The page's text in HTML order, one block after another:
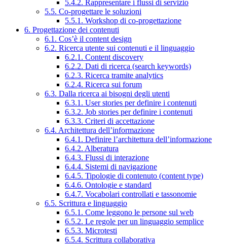
5.4.2. Rappresentare i flussi di servizio
5.5. Co-progettare le soluzioni
5.5.1. Workshop di co-progettazione
6. Progettazione dei contenuti
6.1. Cos’è il content design
6.2. Ricerca utente sui contenuti e il linguaggio
6.2.1. Content discovery
6.2.2. Dati di ricerca (search keywords)
6.2.3. Ricerca tramite analytics
6.2.4. Ricerca sui forum
6.3. Dalla ricerca ai bisogni degli utenti
6.3.1. User stories per definire i contenuti
6.3.2. Job stories per definire i contenuti
6.3.3. Criteri di accettazione
6.4. Architettura dell’informazione
6.4.1. Definire l’architettura dell’informazione
6.4.2. Alberatura
6.4.3. Flussi di interazione
6.4.4. Sistemi di navigazione
6.4.5. Tipologie di contenuto (content type)
6.4.6. Ontologie e standard
6.4.7. Vocabolari controllati e tassonomie
6.5. Scrittura e linguaggio
6.5.1. Come leggono le persone sul web
6.5.2. Le regole per un linguaggio semplice
6.5.3. Microtesti
6.5.4. Scrittura collaborativa